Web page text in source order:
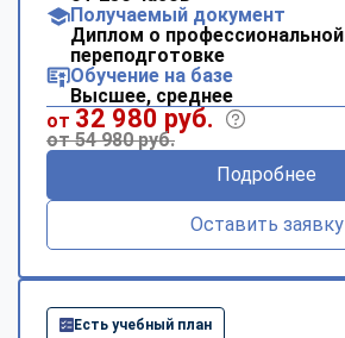
Получаемый документ
Диплом о профессиональной
переподготовке
Обучение на базе
Высшее, среднее
от 32 980 руб.
от 54 980 руб.
Подробнее
Оставить заявку
Есть учебный план